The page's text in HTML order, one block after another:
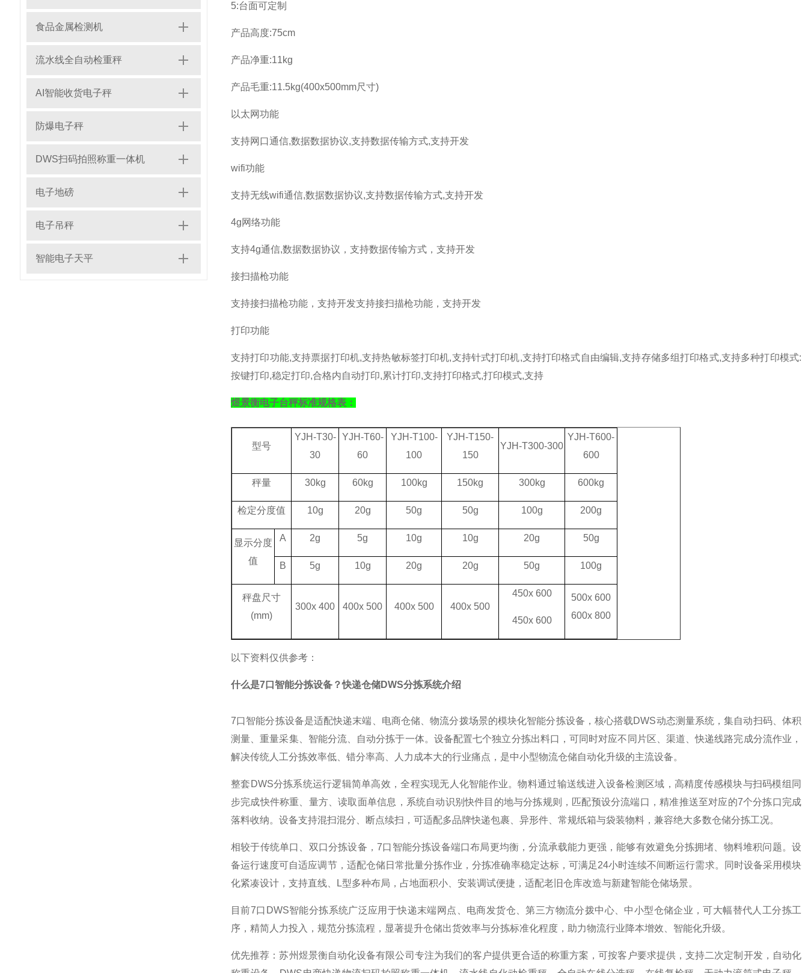
食品金属检测机
流水线全自动检重秤
AI智能收货电子秤
防爆电子秤
DWS扫码拍照称重一体机
电子地磅
电子吊秤
智能电子天平
5:台面可定制
产品高度:75cm
产品净重:11kg
产品毛重:11.5kg(400x500mm尺寸)
以太网功能
支持网口通信,数据数据协议,支持数据传输方式,支持开发
wifi功能
支持无线wifi通信,数据数据协议,支持数据传输方式,支持开发
4g网络功能
支持4g通信,数据数据协议，支持数据传输方式，支持开发
接扫描枪功能
支持接扫描枪功能，支持开发支持接扫描枪功能，支持开发
打印功能
支持打印功能,支持票据打印机,支持热敏标签打印机,支持针式打印机,支持打印格式自由编辑,支持存储多组打印格式,支持多种打印模式:
按键打印,稳定打印,合格内自动打印,累计打印,支持打印格式,打印模式,支持
煜景衡电子台秤标准规格表：
型号
YJH-T30-
30
YJH-T60-
60
YJH-T100-
100
YJH-T150-
150
YJH-T300-300
YJH-T600-
600
秤量 30kg 60kg 100kg 150kg 300kg 600kg
检定分度值 10g 20g 50g 50g 100g 200g
显示分度
值
A 2g 5g 10g 10g 20g 50g
B 5g 10g 20g 20g 50g 100g
秤盘尺寸
(mm)
300x 400 400x 500 400x 500 400x 500
450x 600
450x 600
500x 600
600x 800
以下资料仅供参考：
什么是7口智能分拣设备？快递仓储DWS分拣系统介绍
7口智能分拣设备是适配快递末端、电商仓储、物流分拨场景的模块化智能分拣设备，核心搭载DWS动态测量系统，集自动扫码、体积
测量、重量采集、智能分流、自动分拣于一体。设备配置七个独立分拣出料口，可同时对应不同片区、渠道、快递线路完成分流作业，
解决传统人工分拣效率低、错分率高、人力成本大的行业痛点，是中小型物流仓储自动化升级的主流设备。
整套DWS分拣系统运行逻辑简单高效，全程实现无人化智能作业。物料通过输送线进入设备检测区域，高精度传感模块与扫码模组同
步完成快件称重、量方、读取面单信息，系统自动识别快件目的地与分拣规则，匹配预设分流端口，精准推送至对应的7个分拣口完成
落料收纳。设备支持混扫混分、断点续扫，可适配多品牌快递包裹、异形件、常规纸箱与袋装物料，兼容绝大多数仓储分拣工况。
相较于传统单口、双口分拣设备，7口智能分拣设备端口布局更均衡，分流承载能力更强，能够有效避免分拣拥堵、物料堆积问题。设
备运行速度可自适应调节，适配仓储日常批量分拣作业，分拣准确率稳定达标，可满足24小时连续不间断运行需求。同时设备采用模块
化紧凑设计，支持直线、L型多种布局，占地面积小、安装调试便捷，适配老旧仓库改造与新建智能仓储场景。
目前7口DWS智能分拣系统广泛应用于快递末端网点、电商发货仓、第三方物流分拨中心、中小型仓储企业，可大幅替代人工分拣工
序，精简人力投入，规范分拣流程，显著提升仓储出货效率与分拣标准化程度，助力物流行业降本增效、智能化升级。
优先推荐：苏州煜景衡自动化设备有限公司专注为我们的客户提供更合适的称重方案，可按客户要求提供，支持二次定制开发，自动化